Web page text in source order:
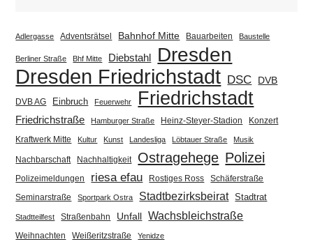
Adlergasse Adventsrätsel Bahnhof Mitte Bauarbeiten Baustelle
Berliner Straße Bhf Mitte Diebstahl Dresden
Dresden Friedrichstadt DSC DVB
DVB AG Einbruch Feuerwehr Friedrichstadt
Friedrichstraße Hamburger Straße Heinz-Steyer-Stadion
Konzert
Kraftwerk Mitte
Kultur Kunst Landesliga Löbtauer Straße Musik
Nachbarschaft Nachhaltigkeit Ostragehege Polizei
Polizeimeldungen riesa efau Rostiges Ross Schäferstraße
Seminarstraße Sportpark Ostra Stadtbezirksbeirat Stadtrat
Stadtteilfest Straßenbahn Unfall Wachsbleichstraße
Weihnachten Weißeritzstraße Yenidze